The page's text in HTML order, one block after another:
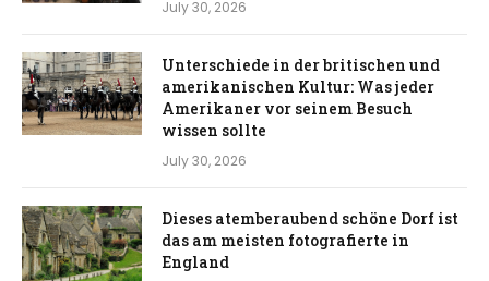
July 30, 2026
Unterschiede in der britischen und
amerikanischen Kultur: Was jeder
Amerikaner vor seinem Besuch
wissen sollte
July 30, 2026
Dieses atemberaubend schöne Dorf ist
das am meisten fotografierte in
England